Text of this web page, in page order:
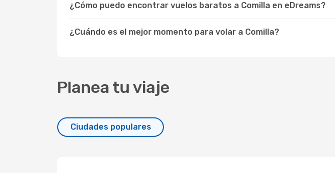
¿Cómo puedo encontrar vuelos baratos a Comilla en eDreams?
¿Cuándo es el mejor momento para volar a Comilla?
Planea tu viaje
Ciudades populares